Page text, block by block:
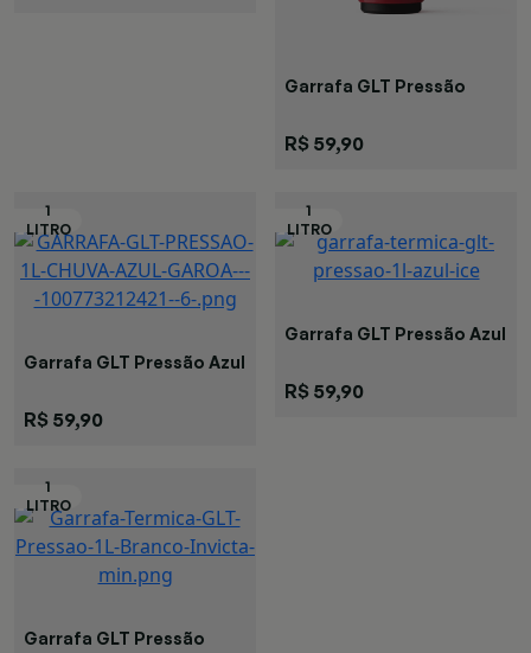
Garrafa GLT Pressão
R$ 59,90
Garrafa GLT Pressão Azul
R$ 59,90
Garrafa GLT Pressão Azul
R$ 59,90
Garrafa GLT Pressão